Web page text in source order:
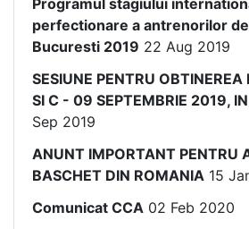
Programul stagiului
perfectionare a antrenorilor
Bucuresti 2019 22 Aug 2019
SESIUNE PENTRU OBTINEREA
SI C - 09 SEPTEMBRIE 2019,
Sep 2019
ANUNT IMPORTANT PENTRU
BASCHET DIN ROMANIA 15
Comunicat CCA 02 Feb 2020